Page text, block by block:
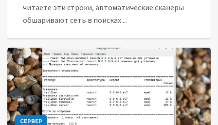
читаете эти строки, автоматические сканеры
обшаривают сеть в поисках ...
СЕРВЕР